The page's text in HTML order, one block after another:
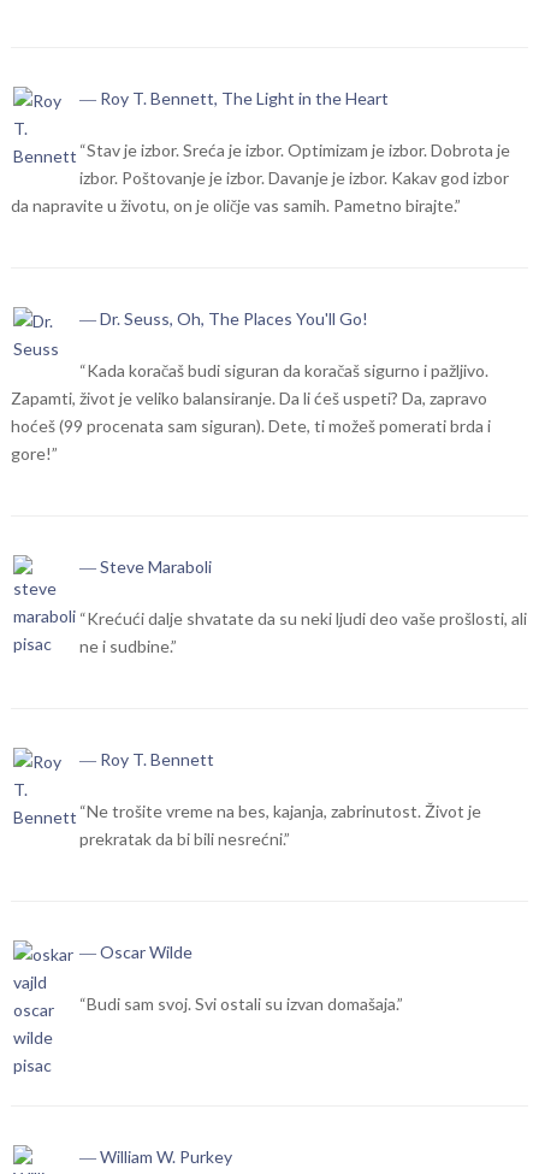
― Roy T. Bennett, The Light in the Heart
“Stav je izbor. Sreća je izbor. Optimizam je izbor. Dobrota je
izbor. Poštovanje je izbor. Davanje je izbor. Kakav god izbor
da napravite u životu, on je oličje vas samih. Pametno birajte.”
― Dr. Seuss, Oh, The Places You'll Go!
“Kada koračaš budi siguran da koračaš sigurno i pažljivo.
Zapamti, život je veliko balansiranje. Da li ćeš uspeti? Da, zapravo
hoćeš (99 procenata sam siguran). Dete, ti možeš pomerati brda i
gore!”
― Steve Maraboli
“Krećući dalje shvatate da su neki ljudi deo vaše prošlosti, ali
ne i sudbine.”
― Roy T. Bennett
“Ne trošite vreme na bes, kajanja, zabrinutost. Život je
prekratak da bi bili nesrećni.”
― Oscar Wilde
“Budi sam svoj. Svi ostali su izvan domašaja.”
― William W. Purkey